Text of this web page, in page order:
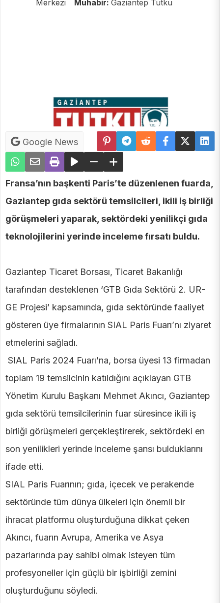
Merkezi Muhabir: Gaziantep Tutku
Google News
Fransa’nın başkenti Paris’te düzenlenen fuarda,
Gaziantep gıda sektörü temsilcileri, ikili iş birliği
görüşmeleri yaparak, sektördeki yenilikçi gıda
teknolojilerini yerinde inceleme fırsatı buldu.
Gaziantep Ticaret Borsası, Ticaret Bakanlığı
tarafından desteklenen ‘GTB Gıda Sektörü 2. UR-
GE Projesi’ kapsamında, gıda sektöründe faaliyet
gösteren üye firmalarının SIAL Paris Fuarı’nı ziyaret
etmelerini sağladı.
SIAL Paris 2024 Fuarı’na, borsa üyesi 13 firmadan
toplam 19 temsilcinin katıldığını açıklayan GTB
Yönetim Kurulu Başkanı Mehmet Akıncı, Gaziantep
gıda sektörü temsilcilerinin fuar süresince ikili iş
birliği görüşmeleri gerçekleştirerek, sektördeki en
son yenilikleri yerinde inceleme şansı bulduklarını
ifade etti.
SIAL Paris Fuarının; gıda, içecek ve perakende
sektöründe tüm dünya ülkeleri için önemli bir
ihracat platformu oluşturduğuna dikkat çeken
Akıncı, fuarın Avrupa, Amerika ve Asya
pazarlarında pay sahibi olmak isteyen tüm
profesyoneller için güçlü bir işbirliği zemini
oluşturduğunu söyledi.